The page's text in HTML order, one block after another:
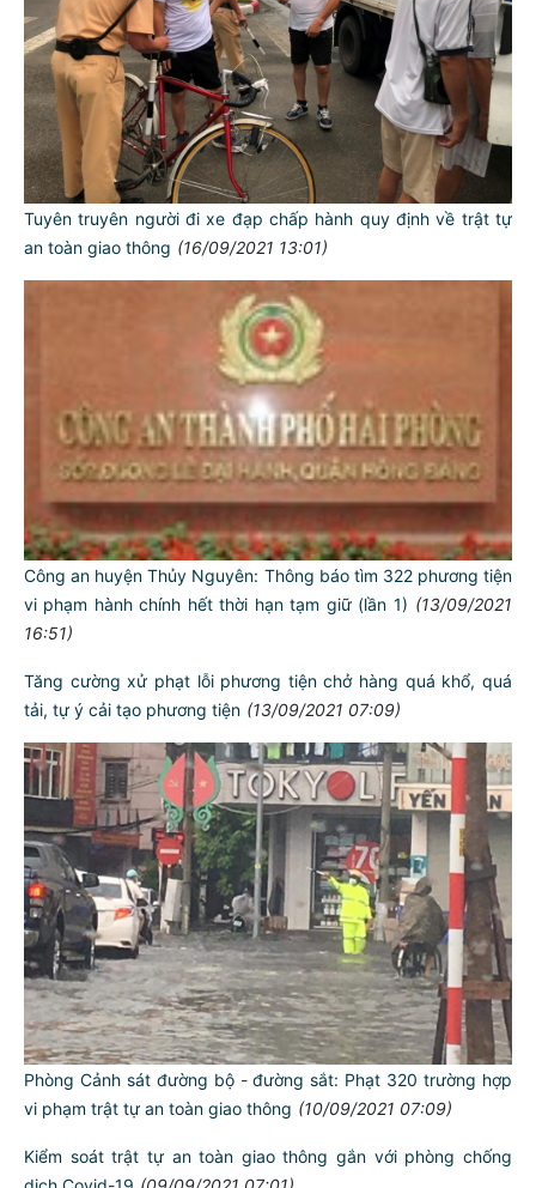
Tuyên truyên người đi xe đạp chấp hành quy định về trật tự
an toàn giao thông (16/09/2021 13:01)
Công an huyện Thủy Nguyên: Thông báo tìm 322 phương tiện
vi phạm hành chính hết thời hạn tạm giữ (lần 1) (13/09/2021
16:51)
Tăng cường xử phạt lỗi phương tiện chở hàng quá khổ, quá
tải, tự ý cải tạo phương tiện (13/09/2021 07:09)
Phòng Cảnh sát đường bộ - đường sắt: Phạt 320 trường hợp
vi phạm trật tự an toàn giao thông (10/09/2021 07:09)